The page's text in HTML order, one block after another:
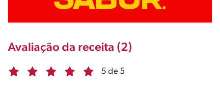
Avaliação da receita (2)
5 de 5